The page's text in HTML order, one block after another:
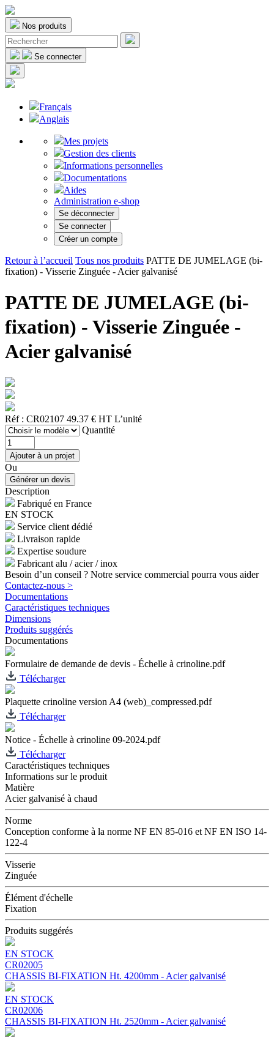
Nos produits
Se connecter
Français
Anglais
Mes projets
Gestion des clients
Informations personnelles
Documentations
Aides
Administration e-shop
Se déconnecter
Se connecter
Créer un compte
Retour à l’accueil Tous nos produits PATTE DE JUMELAGE (bi-
fixation) - Visserie Zinguée - Acier galvanisé
PATTE DE JUMELAGE (bi-
fixation) - Visserie Zinguée -
Acier galvanisé
Réf : CR02107 49.37 € HT L’unité
Quantité
Ou
Description
Fabriqué en France
EN STOCK
Service client dédié
Livraison rapide
Expertise soudure
Fabricant alu / acier / inox
Besoin d’un conseil ? Notre service commercial pourra vous aider
Contactez-nous >
Documentations
Caractéristiques techniques
Dimensions
Produits suggérés
Documentations
Formulaire de demande de devis - Échelle à crinoline.pdf
Télécharger
Plaquette crinoline version A4 (web)_compressed.pdf
Télécharger
Notice - Échelle à crinoline 09-2024.pdf
Télécharger
Caractéristiques techniques
Informations sur le produit
Matière
Acier galvanisé à chaud
Norme
Conception conforme à la norme NF EN 85-016 et NF EN ISO 14-
122-4
Visserie
Zinguée
Élément d'échelle
Fixation
Produits suggérés
EN STOCK
CR02005
CHASSIS BI-FIXATION Ht. 4200mm - Acier galvanisé
EN STOCK
CR02006
CHASSIS BI-FIXATION Ht. 2520mm - Acier galvanisé